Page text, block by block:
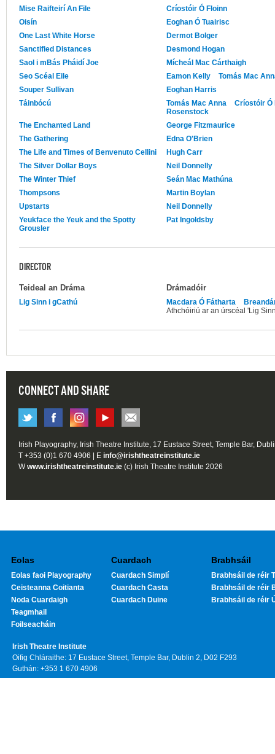
Mise Raifteirí An File
Críostóir Ó Floinn
Oisín
Eoghan Ó Tuairisc
One Last White Horse
Dermot Bolger
Sanctified Distances
Desmond Hogan
Saol i mBás Pháidí Joe
Mícheál Mac Cárthaigh
Seo Scéal Eile
Eamon Kelly
Tomás Mac
Souper Sullivan
Eoghan Harris
Táinbócú
Tomás Mac Anna
Críostóir Ó
Rosenstock
The Enchanted Land
George Fitzmaurice
The Gathering
Edna O'Brien
The Life and Times of Benvenuto Cellini
Hugh Carr
The Silver Dollar Boys
Neil Donnelly
The Winter Thief
Seán Mac Mathúna
Thompsons
Martin Boylan
Upstarts
Neil Donnelly
Yeukface the Yeuk and the Spotty
Grousler
Pat Ingoldsby
DIRECTOR
Teideal an Dráma Drámadóir
Lig Sinn i gCathú Macdara Ó Fátharta
Athchóiriú ar an úrscéal 'Lig
CONNECT AND SHARE
Irish Playography, Irish Theatre Institute, 17 Eustace Street, Temple Bar,
T +353 (0)1 670 4906 | E info@irishtheatreinstitute.ie
Wwww.irishtheatreinstitute.ie (c) Irish Theatre Institute 2026
Eolas
Eolas faoi Playography
Ceisteanna Coitianta
Noda Cuardaigh
Teagmhail
Foilseacháin
Cuardach
Cuardach Simplí
Cuardach Casta
Cuardach Duine
Brabhsáil
Brabhsáil de réir
Brabhsáil de réir
Brabhsáil de réir
Irish Theatre Institute
Oifig Chláraithe: 17 Eustace Street, Temple Bar, Dublin 2, D02 F293
Guthán: +353 1 670 4906